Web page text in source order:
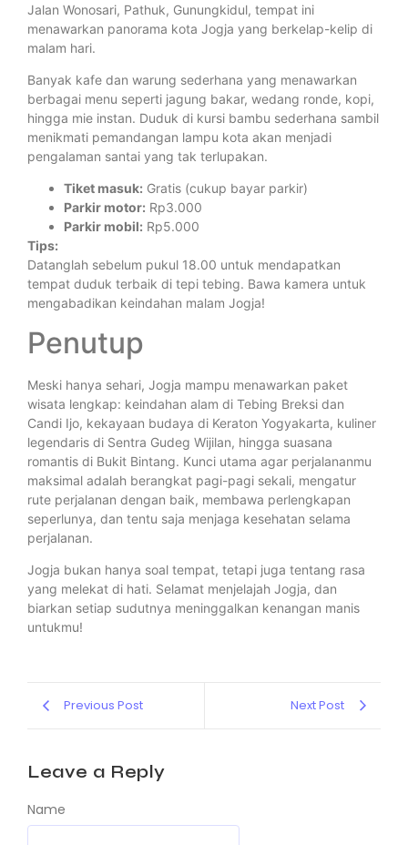
Jalan Wonosari, Pathuk, Gunungkidul, tempat ini
menawarkan panorama kota Jogja yang berkelap-kelip di
malam hari.
Banyak kafe dan warung sederhana yang menawarkan
berbagai menu seperti jagung bakar, wedang ronde, kopi,
hingga mie instan. Duduk di kursi bambu sederhana sambil
menikmati pemandangan lampu kota akan menjadi
pengalaman santai yang tak terlupakan.
Tiket masuk: Gratis (cukup bayar parkir)
Parkir motor: Rp3.000
Parkir mobil: Rp5.000
Tips:
Datanglah sebelum pukul 18.00 untuk mendapatkan
tempat duduk terbaik di tepi tebing. Bawa kamera untuk
mengabadikan keindahan malam Jogja!
Penutup
Meski hanya sehari, Jogja mampu menawarkan paket
wisata lengkap: keindahan alam di Tebing Breksi dan
Candi Ijo, kekayaan budaya di Keraton Yogyakarta, kuliner
legendaris di Sentra Gudeg Wijilan, hingga suasana
romantis di Bukit Bintang. Kunci utama agar perjalananmu
maksimal adalah berangkat pagi-pagi sekali, mengatur
rute perjalanan dengan baik, membawa perlengkapan
seperlunya, dan tentu saja menjaga kesehatan selama
perjalanan.
Jogja bukan hanya soal tempat, tetapi juga tentang rasa
yang melekat di hati. Selamat menjelajah Jogja, dan
biarkan setiap sudutnya meninggalkan kenangan manis
untukmu!
Previous Post Next Post
Leave a Reply
Name